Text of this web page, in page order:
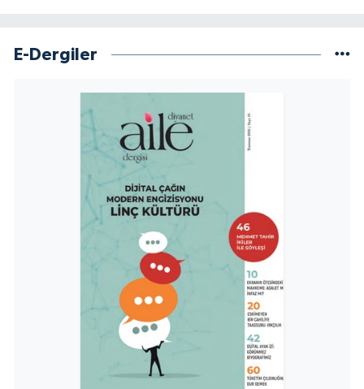
E-Dergiler
Sivas Müftülüğü
Şanlıurfa Müftülüğü
Şırnak Müftülüğü
Tekirdağ Müftülüğü
Tokat Müftülüğü
Trabzon Müftülüğü
Tunceli Müftülüğü
Uşak Müftülüğü